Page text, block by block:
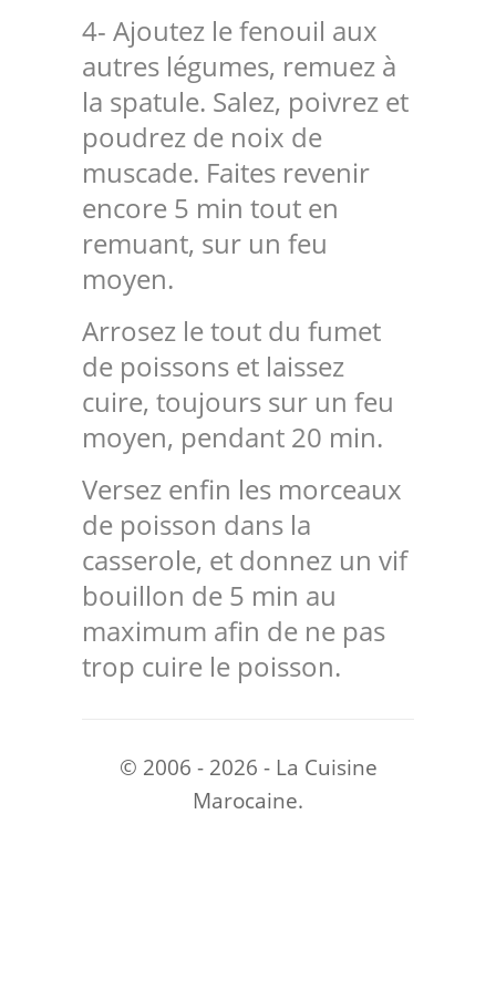
4- Ajoutez le fenouil aux
autres légumes, remuez à
la spatule. Salez, poivrez et
poudrez de noix de
muscade. Faites revenir
encore 5 min tout en
remuant, sur un feu
moyen.
Arrosez le tout du fumet
de poissons et laissez
cuire, toujours sur un feu
moyen, pendant 20 min.
Versez enfin les morceaux
de poisson dans la
casserole, et donnez un vif
bouillon de 5 min au
maximum afin de ne pas
trop cuire le poisson.
© 2006 - 2026 - La Cuisine
Marocaine.